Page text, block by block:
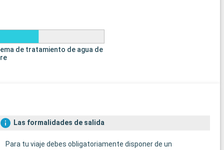
de tratamiento de agua de
Las formalidades de salida
Para tu viaje debes obligatoriamente disponer de un